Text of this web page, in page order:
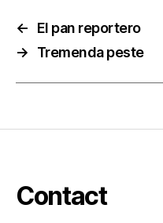
←
El pan reportero
→
Tremenda peste
Contact